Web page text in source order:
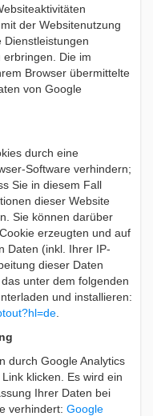
der Websitenutzung
Die im
Browser übermittelte
von Google
durch eine
Software verhindern;
Sie in diesem Fall
dieser Website
Sie können darüber
erzeugten und auf
Daten (inkl. Ihrer IP-
dieser Daten
unter dem folgenden
und installieren:
durch Google Analytics
klicken. Es wird ein
Ihrer Daten bei
verhindert: Google